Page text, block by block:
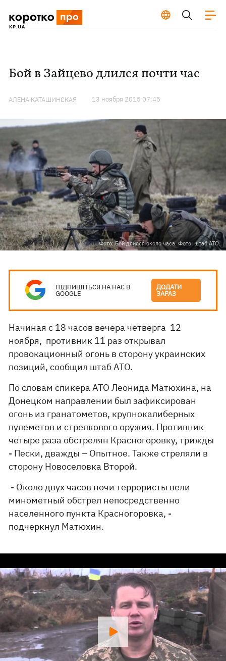
Бой в Зайцево длился почти час
АЛЕНА КАТАШИНСКАЯ 13 ноября 2015 07:45
Фото: Бой длился около часа. Фото: штаб АТО.
ПІДПИШІТЬСЯ НА НАС В
GOOGLE
ДОДАТИ
ЗАРАЗ
Начиная с 18 часов вечера четверга 12
ноября, противник 11 раз открывал
провокационный огонь в сторону украинских
позиций, сообщил штаб АТО.
По словам спикера АТО Леонида Матюхина, на
Донецком направлении был зафиксирован
огонь из гранатометов, крупнокалиберных
пулеметов и стрелкового оружия. Противник
четыре раза обстрелян Красногоровку, трижды
- Пески, дважды – Опытное. Также стреляли в
сторону Новоселовка Второй.
- Около двух часов ночи террористы вели
минометный обстрел непосредственно
населенного пункта Красногоровка, -
подчеркнул Матюхин.